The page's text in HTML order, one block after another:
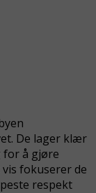
De lager klær
for å gjøre
fokuserer de
respekt